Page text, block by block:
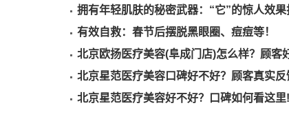
拥有年轻肌肤的秘密武器：“它”的惊人效果
有效自救：春节后摆脱黑眼圈、痘痘等！
北京欧扬医疗美容(阜成门店)怎么样？顾客
北京星范医疗美容口碑好不好？顾客真实反
北京星范医疗美容好不好？口碑如何看这里!